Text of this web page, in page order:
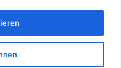
2024